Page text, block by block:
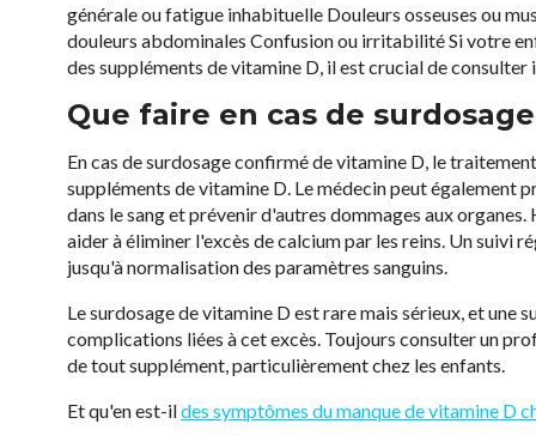
générale ou fatigue inhabituelle Douleurs osseuses ou
douleurs abdominales Confusion ou irritabilité Si votre
des suppléments de vitamine D, il est crucial de
Que faire en cas de
En cas de surdosage confirmé de vitamine D, le
suppléments de vitamine D. Le médecin peut également
dans le sang et prévenir d'autres dommages aux
aider à éliminer l'excès de calcium par les reins. Un suivi
jusqu'à normalisation des paramètres sanguins.
Le surdosage de vitamine D est rare mais sérieux, et
complications liées à cet excès. Toujours consulter un
de tout supplément, particulièrement chez les enfants.
Et qu'en est-ildes symptômes du manque de vitamine D